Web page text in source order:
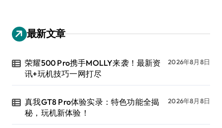
最新文章
荣耀500 Pro携手MOLLY来袭！最新资
讯+玩机技巧一网打尽
2026年8月8日
真我GT8 Pro体验实录：特色功能全揭
秘，玩机新体验！
2026年8月8日